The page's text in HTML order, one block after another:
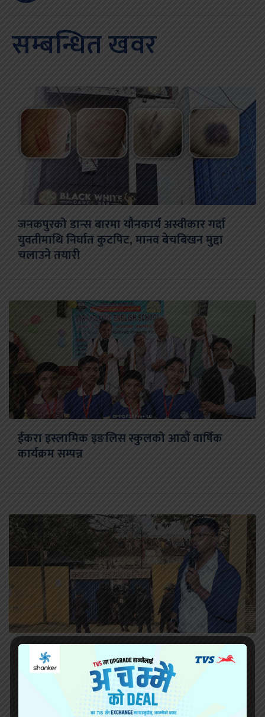
सम्बन्धित खवर
जनकपुरको डान्स बारमा यौनकार्य अस्वीकार गर्दा
युवतीमाथि निर्घात कुटपिट, मानव बेचबिखन मुद्दा
चलाउने तयारी
ईकरा इस्लामिक इङलिस स्कुलको आठौं वार्षिक
कार्यक्रम सम्पन्न
सिरहा कारागारको अवस्थाबारे राईनको गम्भीर प्रश्न